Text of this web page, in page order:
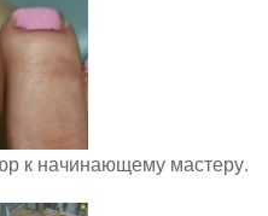
к начинающему мастеру.